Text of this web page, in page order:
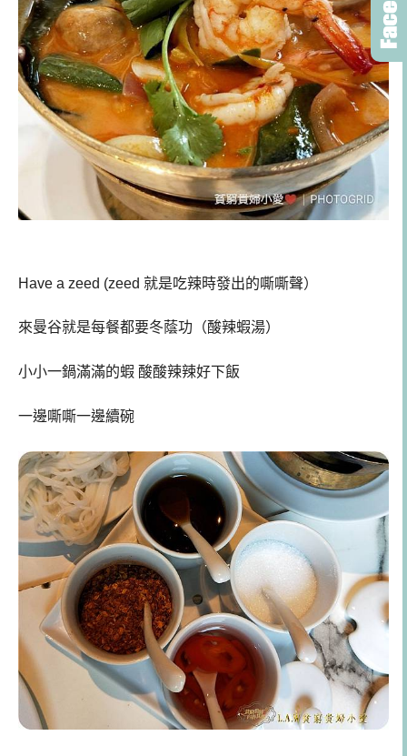
Have a zeed (zeed 就是吃辣時發出的嘶嘶聲）
來曼谷就是每餐都要冬蔭功（酸辣蝦湯）
小小一鍋滿滿的蝦 酸酸辣辣好下飯
一邊嘶嘶一邊續碗